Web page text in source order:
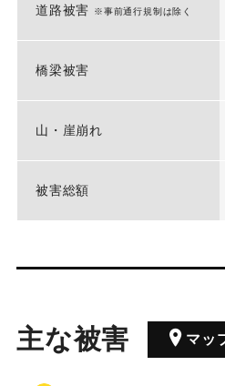
道路被害 ※事前通行規制は除く
橋梁被害
山・崖崩れ
被害総額
主な被害 マッ